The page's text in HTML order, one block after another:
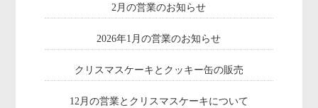
2月の営業のお知らせ
2026年1月の営業のお知らせ
クリスマスケーキとクッキー缶の販売
12月の営業とクリスマスケーキについて